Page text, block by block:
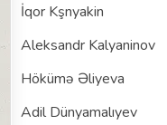
İqor Kşnyakin
Aleksandr Kalyaninov
Hökümə Əliyeva
Adil Dünyamalıyev